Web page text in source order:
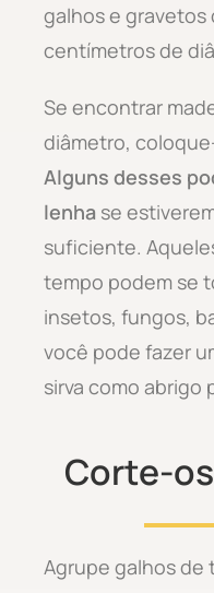
galhos e gravetos
centímetros de
Se encontrar
diâmetro,
Alguns desses
lenha se
suficiente.
tempo podem se
insetos, fungos,
você pode fazer
sirva como abrigo
Corte-
Agrupe galhos de